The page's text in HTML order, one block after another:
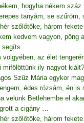
hogyha nékem száz
tanyám, se szűröm,
szőlőtőke, három fekete
kedvem vagyon, pöng
völgyében, az élet
mifölöttünk ily nagyot kiált?
Szűz Mária egykor
édes rózsám, én is
velünk Betlehembe el
a cigány …
szőlőtőke, három fekete